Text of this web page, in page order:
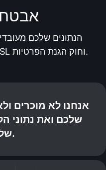
הנתונים שלכם
עולמיים, כולל PCI DSS, SSL וחוק הגנת הפרטיות.
אנחנו לא מוכרים
שלכם ואת נתוני
שלישיים.